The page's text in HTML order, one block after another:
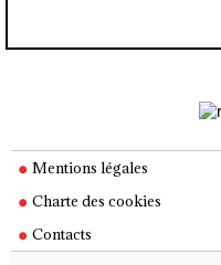
Mentions légales
Charte des cookies
Contacts